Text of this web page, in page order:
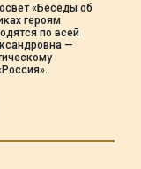
«Беседы об
героям
по всей
—